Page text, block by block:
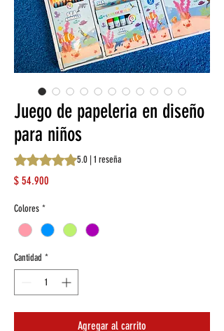
Juego de papeleria en diseño
para niños
Según 1 reseña, la calificación es de 5.0
5.0 | 1 reseña
$ 54.900
Colores *
Cantidad *
Agregar al carrito